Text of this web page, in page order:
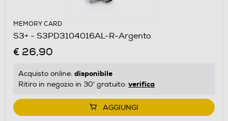
MEMORY CARD
S3+ - S3PD3104016AL-R-Argento
€ 26,90
Acquisto online: disponibile
Ritiro in negozio in 30' gratuito: verifica
AGGIUNGI